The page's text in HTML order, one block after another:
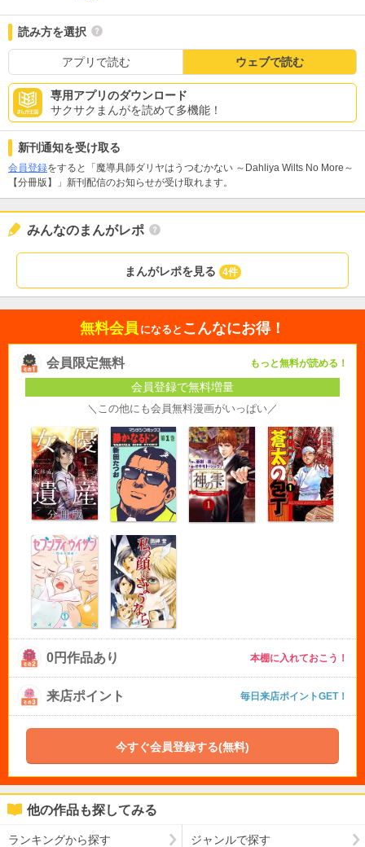
読み方を選択
アプリで読む ウェブで読む
専用アプリのダウンロード
サクサクまんがを読めて多機能！
新刊通知を受け取る
会員登録をすると「魔導具師ダリヤはうつむかない ～Dahliya Wilts No More～
【分冊版】」新刊配信のお知らせが受け取れます。
みんなのまんがレポ
まんがレポを見る 4件
無料会員 になると こんなにお得！
会員限定無料 もっと無料が読める！
会員登録で無料増量
＼この他にも会員無料漫画がいっぱい／
0円作品あり 本棚に入れておこう！
来店ポイント 毎日来店ポイントGET！
今すぐ会員登録する(無料)
他の作品も探してみる
ランキングから探す ジャンルで探す